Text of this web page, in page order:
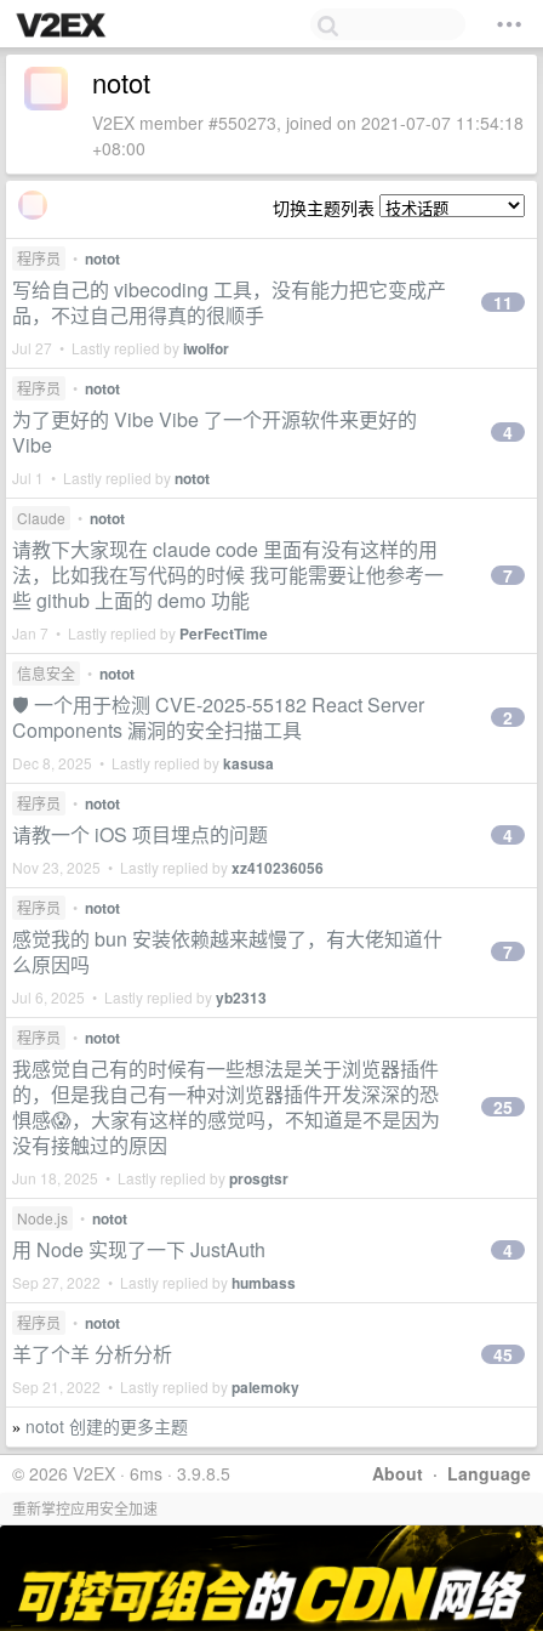
notot
V2EX member #550273, joined on 2021-07-07 11:54:18
+08:00
切换主题列表
程序员 • notot
写给自己的 vibecoding 工具，没有能力把它变成产
品，不过自己用得真的很顺手
Jul 27 • Lastly replied byiwolfor
11
程序员 • notot
为了更好的 Vibe Vibe 了一个开源软件来更好的
Vibe
Jul 1 • Lastly replied bynotot
4
Claude • notot
请教下大家现在 claude code 里面有没有这样的用
法，比如我在写代码的时候 我可能需要让他参考一
些 github 上面的 demo 功能
Jan 7 • Lastly replied by PerFectTime
7
信息安全 • notot
🛡️ 一个用于检测 CVE-2025-55182 React Server
Components 漏洞的安全扫描工具
Dec 8, 2025 • Lastly replied bykasusa
2
程序员 • notot
请教一个 iOS 项目埋点的问题
Nov 23, 2025 • Lastly replied byxz410236056
4
程序员 • notot
感觉我的 bun 安装依赖越来越慢了，有大佬知道什
么原因吗
Jul 6, 2025 • Lastly replied byyb2313
7
程序员 • notot
我感觉自己有的时候有一些想法是关于浏览器插件
的，但是我自己有一种对浏览器插件开发深深的恐
惧感😱，大家有这样的感觉吗，不知道是不是因为
没有接触过的原因
Jun 18, 2025 • Lastly replied byprosgtsr
25
Node.js • notot
用 Node 实现了一下 JustAuth
Sep 27, 2022 • Lastly replied byhumbass
4
程序员 • notot
羊了个羊 分析分析
Sep 21, 2022 • Lastly replied bypalemoky
45
» notot 创建的更多主题
About · Language
© 2026 V2EX · 6ms · 3.9.8.5
重新掌控应用安全加速